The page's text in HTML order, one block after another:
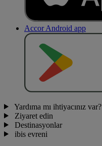
Accor Android app
Yardıma mı ihtiyacınız var?
Ziyaret edin
Destinasyonlar
ibis evreni